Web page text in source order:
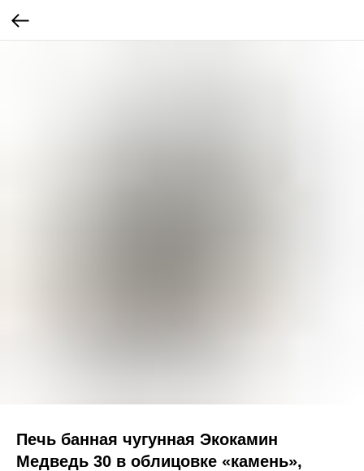
Печь банная чугунная Экокамин
Медведь 30 в облицовке «камень»,